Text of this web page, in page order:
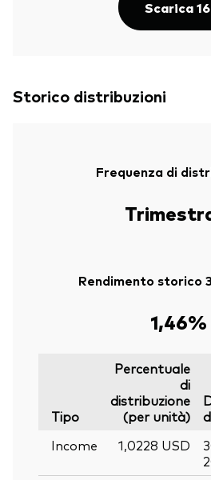
Scarica
Storico distribuzioni
Frequenza di
Rendimento storico
1,46%
Tipo
Percentuale
di
distribuzione
(per unità)
Income
1,0228 USD